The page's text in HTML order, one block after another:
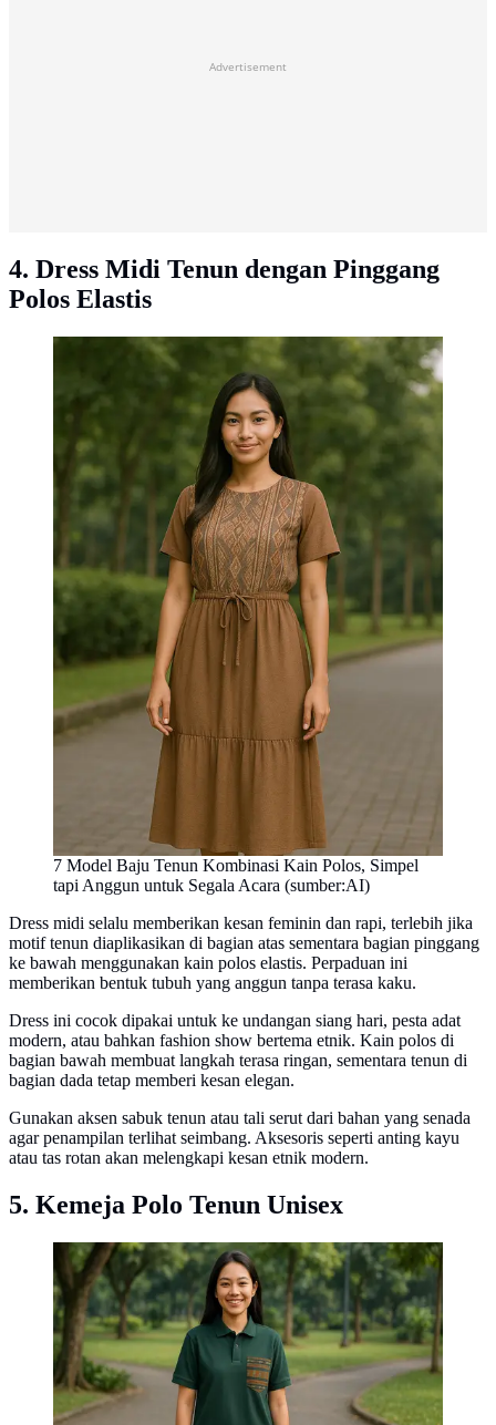
Advertisement
4. Dress Midi Tenun dengan Pinggang
Polos Elastis
7 Model Baju Tenun Kombinasi Kain Polos, Simpel
tapi Anggun untuk Segala Acara (sumber:AI)
Dress midi selalu memberikan kesan feminin dan rapi, terlebih jika
motif tenun diaplikasikan di bagian atas sementara bagian pinggang
ke bawah menggunakan kain polos elastis. Perpaduan ini
memberikan bentuk tubuh yang anggun tanpa terasa kaku.
Dress ini cocok dipakai untuk ke undangan siang hari, pesta adat
modern, atau bahkan fashion show bertema etnik. Kain polos di
bagian bawah membuat langkah terasa ringan, sementara tenun di
bagian dada tetap memberi kesan elegan.
Gunakan aksen sabuk tenun atau tali serut dari bahan yang senada
agar penampilan terlihat seimbang. Aksesoris seperti anting kayu
atau tas rotan akan melengkapi kesan etnik modern.
5. Kemeja Polo Tenun Unisex